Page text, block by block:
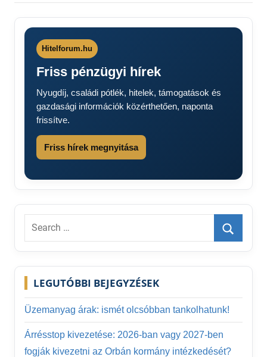
Hitelforum.hu
Friss pénzügyi hírek
Nyugdíj, családi pótlék, hitelek, támogatások és
gazdasági információk közérthetően, naponta
frissítve.
Friss hírek megnyitása
Search
Search
LEGUTÓBBI BEJEGYZÉSEK
Üzemanyag árak: ismét olcsóbban tankolhatunk!
Árrésstop kivezetése: 2026-ban vagy 2027-ben
fogják kivezetni az Orbán kormány intézkedését?